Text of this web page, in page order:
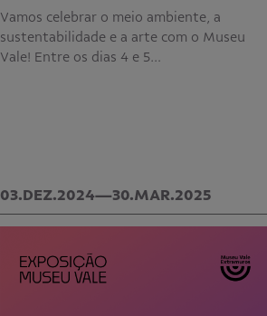
Vamos celebrar o meio ambiente, a
sustentabilidade e a arte com o Museu
Vale! Entre os dias 4 e 5…
03.DEZ.2024—30.MAR.2025